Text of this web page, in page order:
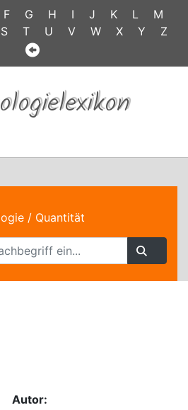
F G H I J K L
M
S T U V W X Y Z
/ Quantität
Autor: